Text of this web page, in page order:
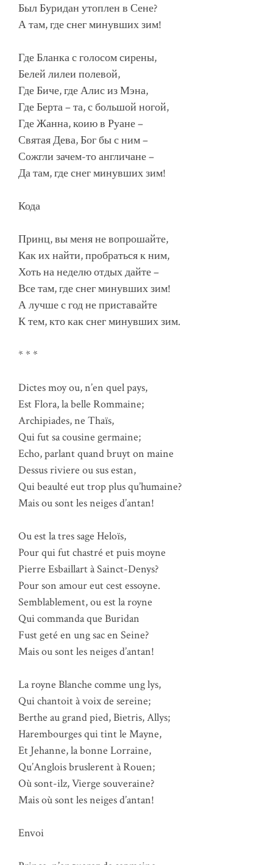
Был Буридан утоплен в Сене?
А там, где снег минувших зим!
Где Бланка с голосом сирены,
Белей лилеи полевой,
Где Биче, где Алис из Мэна,
Где Берта – та, с большой ногой,
Где Жанна, коию в Руане –
Святая Дева, Бог бы с ним –
Сожгли зачем-то англичане –
Да там, где снег минувших зим!
Кода
Принц, вы меня не вопрошайте,
Как их найти, пробраться к ним,
Хоть на неделю отдых дайте –
Все там, где снег минувших зим!
А лучше с год не приставайте
К тем, кто как снег минувших зим.
* * *
Dictes moy ou, n’en quel pays,
Est Flora, la belle Rommaine;
Archipiades, ne Thaïs,
Qui fut sa cousine germaine;
Echo, parlant quand bruyt on maine
Dessus riviere ou sus estan,
Qui beaulté eut trop plus qu’humaine?
Mais ou sont les neiges d’antan!
Ou est la tres sage Heloïs,
Pour qui fut chastré et puis moyne
Pierre Esbaillart à Sainct-Denys?
Pour son amour eut cest essoyne.
Semblablement, ou est la royne
Qui commanda que Buridan
Fust geté en ung sac en Seine?
Mais ou sont les neiges d’antan!
La royne Blanche comme ung lys,
Qui chantoit à voix de sereine;
Berthe au grand pied, Bietris, Allys;
Harembourges qui tint le Mayne,
Et Jehanne, la bonne Lorraine,
Qu’Anglois bruslerent à Rouen;
Où sont-ilz, Vierge souveraine?
Mais où sont les neiges d’antan!
Envoi